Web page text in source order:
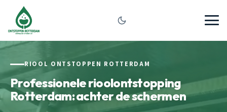
RIOOL ONTSTOPPEN ROTTERDAM
Professionele rioolontstopping
Rotterdam: achter de schermen